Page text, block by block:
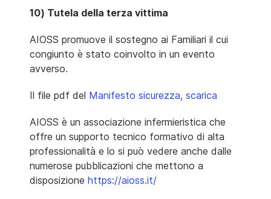
10) Tutela della terza vittima
AIOSS promuove il sostegno ai Familiari il cui
congiunto è stato coinvolto in un evento
avverso.
Il file pdf del Manifesto sicurezza, scarica
AIOSS è un associazione infermieristica che
offre un supporto tecnico formativo di alta
professionalità e lo si può vedere anche dalle
numerose pubblicazioni che mettono a
disposizione https://aioss.it/